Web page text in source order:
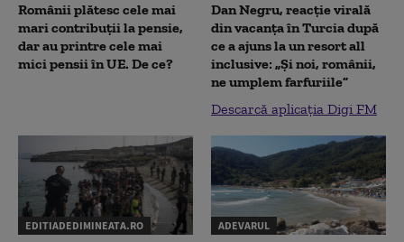
Românii plătesc cele mai
mari contribuții la pensie,
dar au printre cele mai
mici pensii în UE. De ce?
Dan Negru, reacție virală
din vacanța în Turcia după
ce a ajuns la un resort all
inclusive: „Și noi, românii,
ne umplem farfuriile”
Descarcă aplicația Digi FM
EDITIADEDIMINEATA.RO ADEVARUL